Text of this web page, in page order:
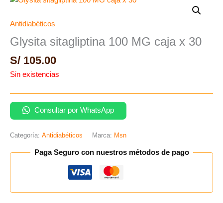
Antidiabéticos
Glysita sitagliptina 100 MG caja x 30
S/ 105.00
Sin existencias
Consultar por WhatsApp
Categoría: Antidiabéticos Marca: Msn
Paga Seguro con nuestros métodos de pago